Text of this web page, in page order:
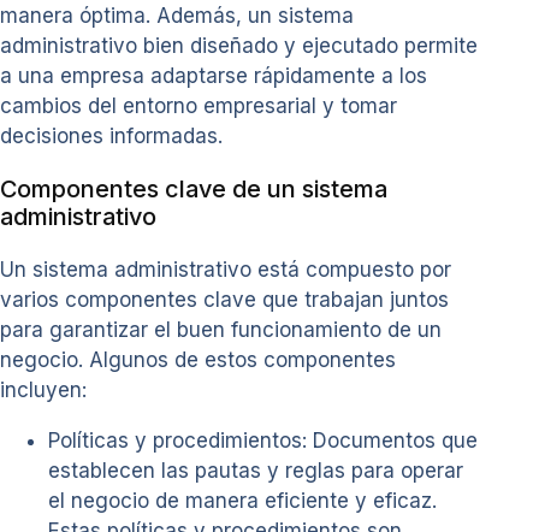
manera óptima. Además, un sistema
administrativo bien diseñado y ejecutado permite
a una empresa adaptarse rápidamente a los
cambios del entorno empresarial y tomar
decisiones informadas.
Componentes clave de un sistema
administrativo
Un sistema administrativo está compuesto por
varios componentes clave que trabajan juntos
para garantizar el buen funcionamiento de un
negocio. Algunos de estos componentes
incluyen:
Políticas y procedimientos: Documentos que
establecen las pautas y reglas para operar
el negocio de manera eficiente y eficaz.